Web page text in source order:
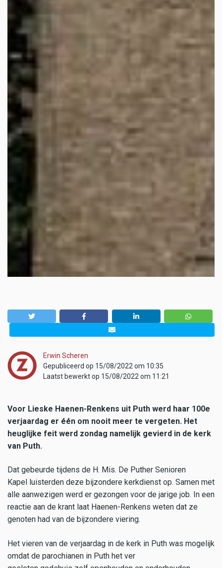
Erwin Scheren
Gepubliceerd op 15/08/2022 om 10:35
Laatst bewerkt op 15/08/2022 om 11:21
Voor Lieske Haenen-Renkens uit Puth werd haar 100e
verjaardag er één om nooit meer te vergeten. Het
heuglijke feit werd zondag namelijk gevierd in de kerk
van Puth.
Dat gebeurde tijdens de H. Mis. De Puther Senioren
Kapel luisterden deze bijzondere kerkdienst op. Samen met
alle aanwezigen werd er gezongen voor de jarige job. In een
reactie aan de krant laat Haenen-Renkens weten dat ze
genoten had van de bijzondere viering.
Het vieren van de verjaardag in de kerk in Puth was mogelijk
omdat de parochianen in Puth het ver